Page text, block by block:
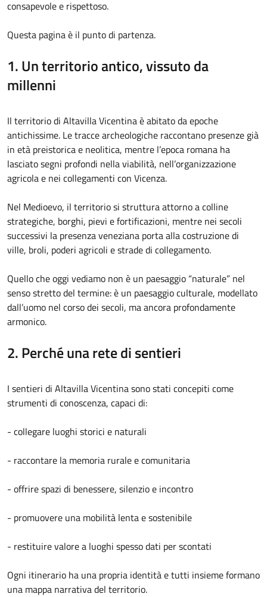
consapevole e rispettoso.
Questa pagina è il punto di partenza.
1. Un territorio antico, vissuto da
millenni
Il territorio di Altavilla Vicentina è abitato da epoche
antichissime. Le tracce archeologiche raccontano presenze già
in età preistorica e neolitica, mentre l’epoca romana ha
lasciato segni profondi nella viabilità, nell’organizzazione
agricola e nei collegamenti con Vicenza.
Nel Medioevo, il territorio si struttura attorno a colline
strategiche, borghi, pievi e fortificazioni, mentre nei secoli
successivi la presenza veneziana porta alla costruzione di
ville, broli, poderi agricoli e strade di collegamento.
Quello che oggi vediamo non è un paesaggio “naturale” nel
senso stretto del termine: è un paesaggio culturale, modellato
dall’uomo nel corso dei secoli, ma ancora profondamente
armonico.
2. Perché una rete di sentieri
I sentieri di Altavilla Vicentina sono stati concepiti come
strumenti di conoscenza, capaci di:
- collegare luoghi storici e naturali
- raccontare la memoria rurale e comunitaria
- offrire spazi di benessere, silenzio e incontro
- promuovere una mobilità lenta e sostenibile
- restituire valore a luoghi spesso dati per scontati
Ogni itinerario ha una propria identità e tutti insieme formano
una mappa narrativa del territorio.